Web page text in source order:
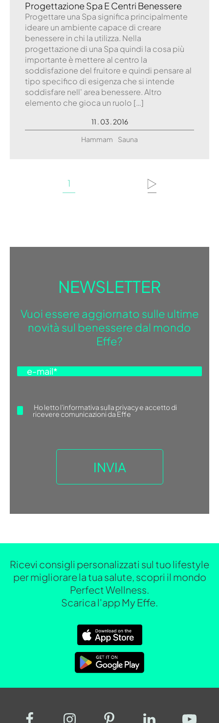
Progettazione Spa E Centri Benessere
Progettare una Spa significa principalmente
ideare un ambiente capace di creare
benessere in chi la utilizza. Nella
progettazione di una Spa quindi la cosa più
importante è mettere al centro la
soddisfazione del fruitore e quindi pensare al
tipo specifico di esigenza che si intende
soddisfare nell' area benessere. Altro
elemento che gioca un ruolo […]
11 . 03 . 2016
Hammam
Sauna
1
NEWSLETTER
Vuoi essere aggiornato sulle ultime
novità sul benessere dal mondo
Effe?
Ho lettol'informativa sulla privacye accetto di
ricevere comunicazioni da Effe
Ricevi consigli personalizzati sul tuo lifestyle
per migliorare la tua salute, scopri il mondo
Perfect Wellness.
Scarica l'app My Effe.